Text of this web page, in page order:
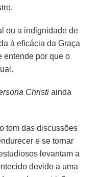
ou a indignidade de
à eficácia da Graça
entende por que o
Christi ainda
tom das discussões
e se tornar
levantam a
devido a uma